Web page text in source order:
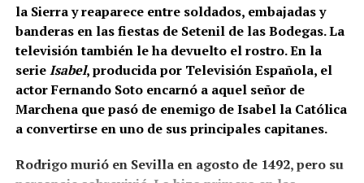
profesionales la reja del coro de San Juan de
Marchena, afirmando que en ella había contado con
la ayuda de su padre. También se atribuía una reja
para la capilla mayor de la misma iglesia
marchenera y otra obra destinada al sagrario de la
Casa Grande de San Francisco de Sevilla.
más correcto hablar del taller de los Ríos. Cristóbal
la Sierra y reaparece entre soldados, embajadas y
banderas en las fiestas de Setenil de las Bodegas. La
televisión también le ha devuelto el rostro. En la
serieIsabel, producida por Televisión Española, el
actor Fernando Soto encarnó a aquel señor de
Marchena que pasó de enemigo de Isabel la Católica
a convertirse en uno de sus principales capitanes.
Rodrigo murió en Sevilla en agosto de 1492, pero su